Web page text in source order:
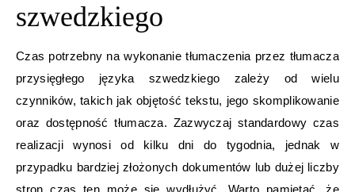
szwedzkiego
Czas potrzebny na wykonanie tłumaczenia przez tłumacza
przysięgłego języka szwedzkiego zależy od wielu
czynników, takich jak objętość tekstu, jego skomplikowanie
oraz dostępność tłumacza. Zazwyczaj standardowy czas
realizacji wynosi od kilku dni do tygodnia, jednak w
przypadku bardziej złożonych dokumentów lub dużej liczby
stron czas ten może się wydłużyć. Warto pamiętać, że